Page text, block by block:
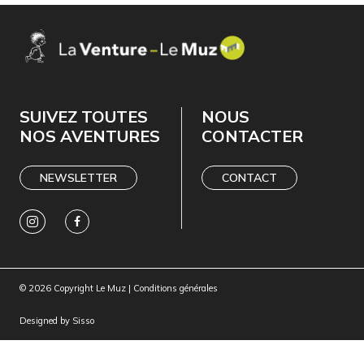
SUIVEZ TOUTES
NOS AVENTURES
NEWSLETTER
NOUS
CONTACTER
CONTACT
© 2026 Copyright Le Muz | Conditions générales
Designed by Sisso